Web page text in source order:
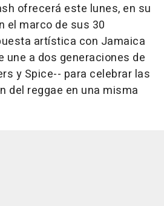
ofrecerá este lunes, en su
el marco de sus 30
artística con Jamaica
une a dos generaciones de
y Spice-- para celebrar las
del reggae en una misma